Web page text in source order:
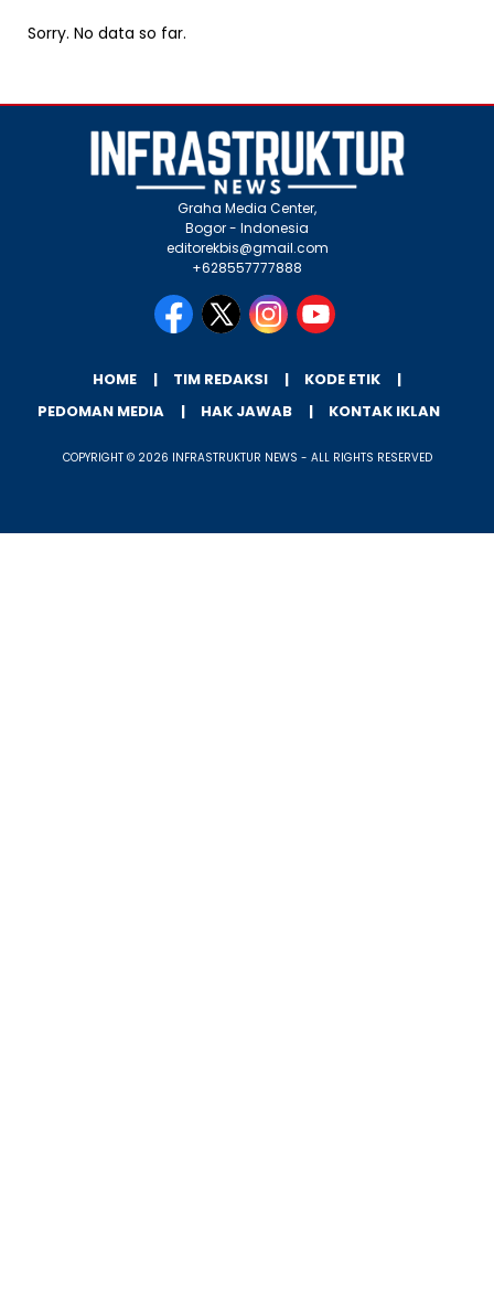
Sorry. No data so far.
Graha Media Center,
Bogor - Indonesia
editorekbis@gmail.com
+628557777888
HOME TIM REDAKSI
KODE ETIK
PEDOMAN MEDIA
HAK JAWAB KONTAK IKLAN
COPYRIGHT © 2026 INFRASTRUKTUR NEWS - ALL RIGHTS RESERVED